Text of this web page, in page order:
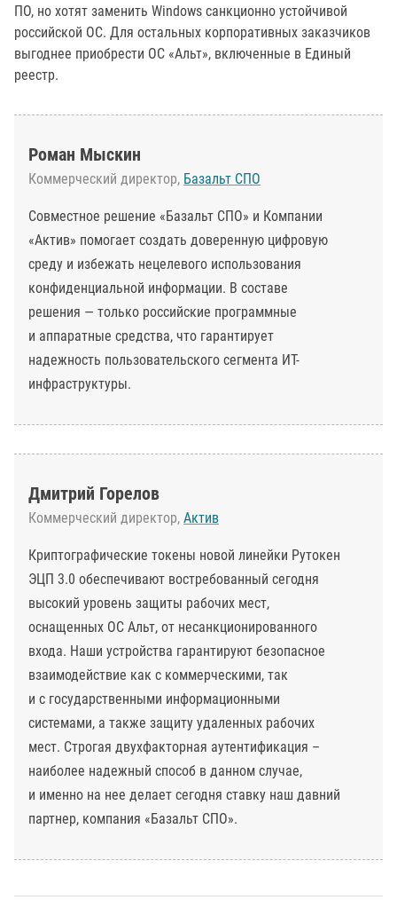
ПО, но хотят заменить Windows санкционно устойчивой
российской ОС. Для остальных корпоративных заказчиков
выгоднее приобрести ОС «Альт», включенные в Единый
реестр.
Роман Мыскин
Коммерческий директор, Базальт СПО
Совместное решение «Базальт СПО» и Компании
«Актив» помогает создать доверенную цифровую
среду и избежать нецелевого использования
конфиденциальной информации. В составе
решения — только российские программные
и аппаратные средства, что гарантирует
надежность пользовательского сегмента ИТ-
инфраструктуры.
Дмитрий Горелов
Коммерческий директор, Актив
Криптографические токены новой линейки Рутокен
ЭЦП 3.0 обеспечивают востребованный сегодня
высокий уровень защиты рабочих мест,
оснащенных ОС Альт, от несанкционированного
входа. Наши устройства гарантируют безопасное
взаимодействие как с коммерческими, так
и с государственными информационными
системами, а также защиту удаленных рабочих
мест. Строгая двухфакторная аутентификация –
наиболее надежный способ в данном случае,
и именно на нее делает сегодня ставку наш давний
партнер, компания «Базальт СПО».